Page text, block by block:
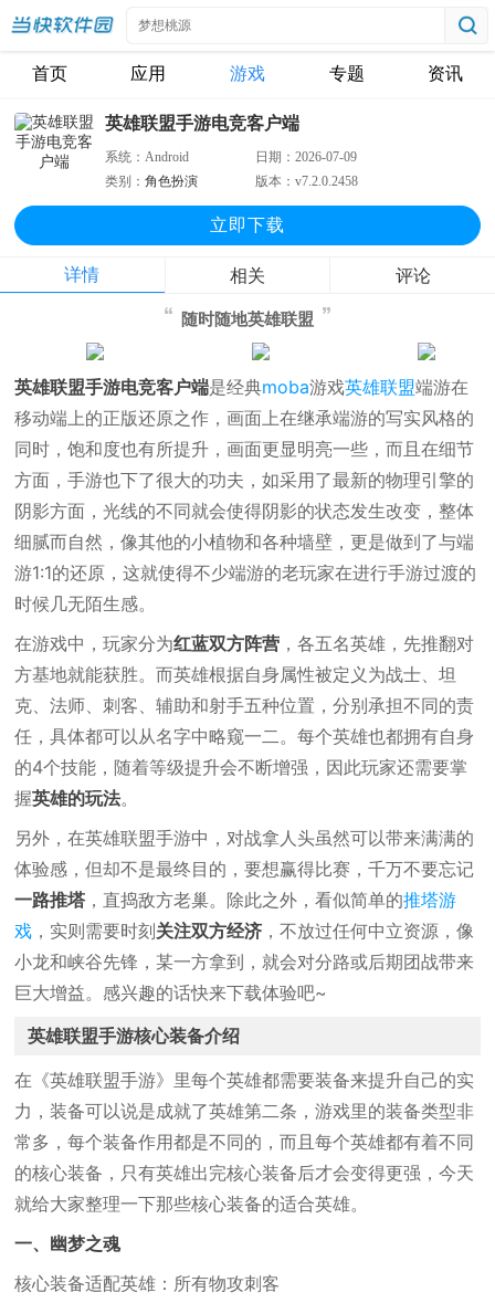
首页 应用 游戏 专题 资讯
英雄联盟手游电竞客户端
系统：Android 日期：2026-07-09
类别：角色扮演 版本：v7.2.0.2458
立即下载
详情 相关 评论
随时随地英雄联盟
英雄联盟手游电竞客户端是经典moba游戏英雄联盟端游在
移动端上的正版还原之作，画面上在继承端游的写实风格的
同时，饱和度也有所提升，画面更显明亮一些，而且在细节
方面，手游也下了很大的功夫，如采用了最新的物理引擎的
阴影方面，光线的不同就会使得阴影的状态发生改变，整体
细腻而自然，像其他的小植物和各种墙壁，更是做到了与端
游1:1的还原，这就使得不少端游的老玩家在进行手游过渡的
时候几无陌生感。
在游戏中，玩家分为红蓝双方阵营 ，各五名英雄，先推翻对
方基地就能获胜。而英雄根据自身属性被定义为战士、坦
克、法师、刺客、辅助和射手五种位置，分别承担不同的责
任，具体都可以从名字中略窥一二。每个英雄也都拥有自身
的4个技能，随着等级提升会不断增强，因此玩家还需要掌
握英雄的玩法。
另外，在英雄联盟手游中，对战拿人头虽然可以带来满满的
体验感，但却不是最终目的，要想赢得比赛，千万不要忘记
一路推塔 ，直捣敌方老巢。除此之外，看似简单的推塔游
戏 ，实则需要时刻关注双方经济 ，不放过任何中立资源，像
小龙和峡谷先锋，某一方拿到，就会对分路或后期团战带来
巨大增益。感兴趣的话快来下载体验吧~
英雄联盟手游核心装备介绍
在《英雄联盟手游》里每个英雄都需要装备来提升自己的实
力，装备可以说是成就了英雄第二条，游戏里的装备类型非
常多，每个装备作用都是不同的，而且每个英雄都有着不同
的核心装备，只有英雄出完核心装备后才会变得更强，今天
就给大家整理一下那些核心装备的适合英雄。
一、幽梦之魂
核心装备适配英雄：所有物攻刺客